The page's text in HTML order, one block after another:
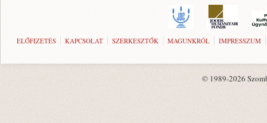
ELŐFIZETÉS KAPCSOLAT SZERKESZTŐK MAGUNKRÓL IMPRESSZUM
© 1989-2026